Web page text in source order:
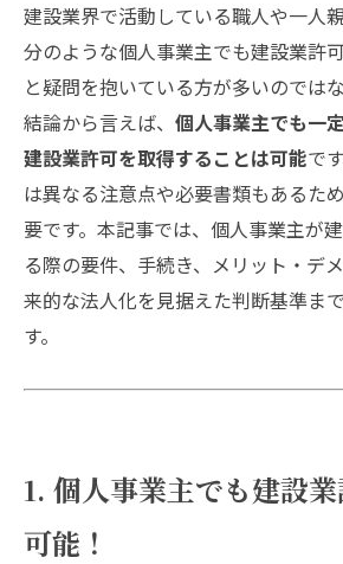
建設業界で活動している職人や一人
分のような個人事業主でも建設業許
と疑問を抱いている方が多いのでは
結論から言えば、 個人事業主でも一
建設業許可を取得することは可能で
は異なる注意点や必要書類もあるた
要です。本記事では、個人事業主が
る際の要件、手続き、メリット・デ
来的な法人化を見据えた判断基準ま
す。
1. 個人事業主でも建設
可能！